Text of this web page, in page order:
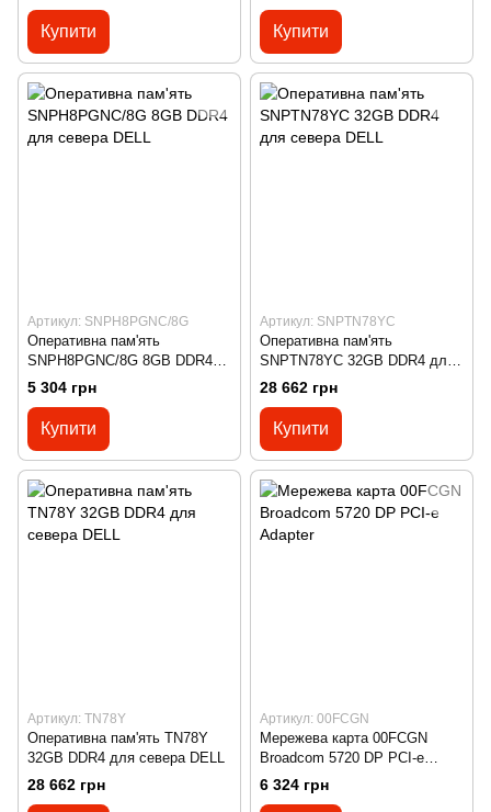
Купити Купити
Артикул: SNPH8PGNC/8G
Оперативна пам'ять
SNPH8PGNC/8G 8GB DDR4
для севера DELL
5 304 грн
Купити
Артикул: SNPTN78YC
Оперативна пам'ять
SNPTN78YC 32GB DDR4 для
севера DELL
28 662 грн
Купити
Артикул: TN78Y
Оперативна пам'ять TN78Y
32GB DDR4 для севера DELL
28 662 грн
Артикул: 00FCGN
Мережева карта 00FCGN
Broadcom 5720 DP PCI-e
Adapter
6 324 грн